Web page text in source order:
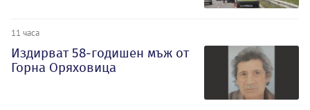
11 часа
Издирват 58-годишен мъж от
Горна Оряховица